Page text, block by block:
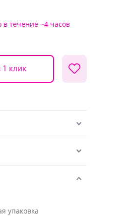
в течение ~4 часов
1 клик
упаковка